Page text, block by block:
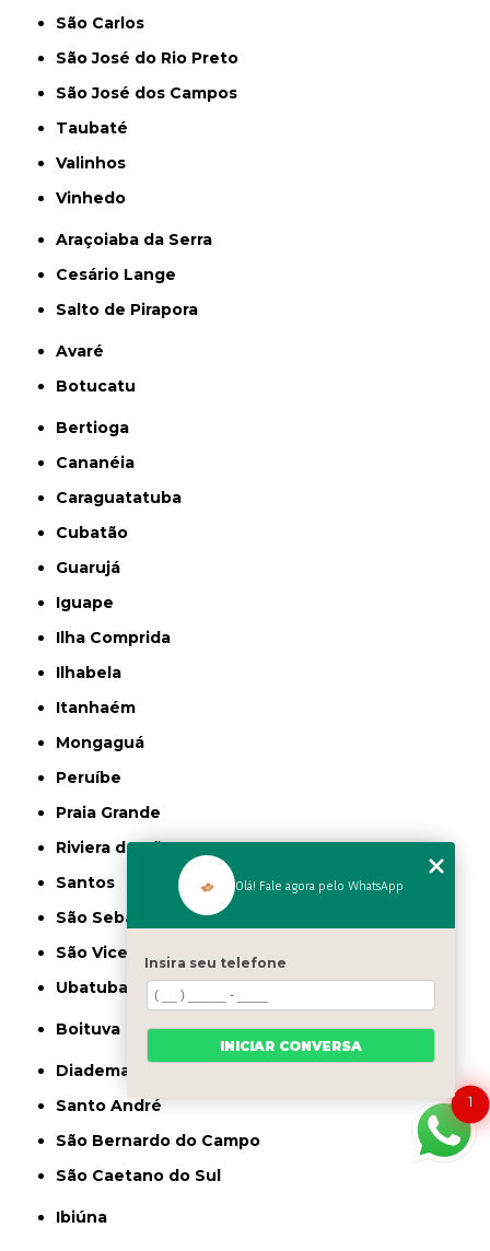
São Carlos
São José do Rio Preto
São José dos Campos
Taubaté
Valinhos
Vinhedo
Araçoiaba da Serra
Cesário Lange
Salto de Pirapora
Avaré
Botucatu
Bertioga
Cananéia
Caraguatatuba
Cubatão
Guarujá
Iguape
Ilha Comprida
Ilhabela
Itanhaém
Mongaguá
Peruíbe
Praia Grande
Riviera de São Lourenço
Santos
São Sebastião
São Vicente
Ubatuba
Boituva
Diadema
Santo André
São Bernardo do Campo
São Caetano do Sul
Ibiúna
1
Olá! Fale agora pelo WhatsApp
Insira seu telefone
INICIAR CONVERSA